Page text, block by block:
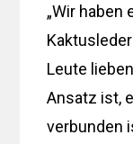
„Wir haben
Leute
Ansatz ist,
verbunden